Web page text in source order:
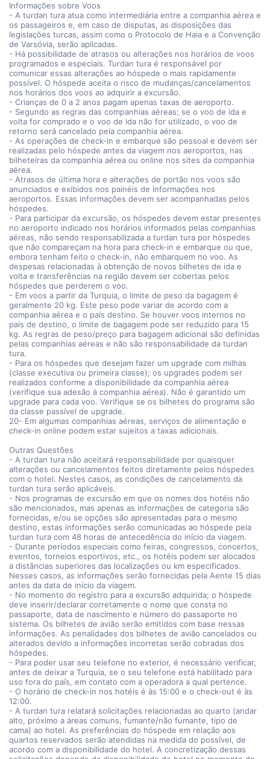
Informações sobre Voos
- A turdan tura atua como intermediária entre a companhia aérea e
os passageiros e, em caso de disputas, as disposições das
legislações turcas, assim como o Protocolo de Haia e a Convenção
de Varsóvia, serão aplicadas.
- Há possibilidade de atrasos ou alterações nos horários de voos
programados e especiais. Turdan tura é responsável por
comunicar essas alterações ao hóspede o mais rapidamente
possível. O hóspede aceita o risco de mudanças/cancelamentos
nos horários dos voos ao adquirir a excursão.
- Crianças de 0 a 2 anos pagam apenas taxas de aeroporto.
- Segundo as regras das companhias aéreas; se o voo de ida e
volta for comprado e o voo de ida não for utilizado, o voo de
retorno será cancelado pela companhia aérea.
- As operações de check-in e embarque são pessoal e devem ser
realizadas pelo hóspede antes da viagem nos aeroportos, nas
bilheteiras da companhia aérea ou online nos sites da companhia
aérea.
- Atrasos de última hora e alterações de portão nos voos são
anunciados e exibidos nos painéis de informações nos
aeroportos. Essas informações devem ser acompanhadas pelos
hóspedes.
- Para participar da excursão, os hóspedes devem estar presentes
no aeroporto indicado nos horários informados pelas companhias
aéreas, não sendo responsabilizada a turdan tura por hóspedes
que não compareçam na hora para check-in e embarque ou que,
embora tenham feito o check-in, não embarquem no voo. As
despesas relacionadas à obtenção de novos bilhetes de ida e
volta e transferências na região devem ser cobertas pelos
hóspedes que perderem o voo.
- Em voos a partir da Turquia, o limite de peso da bagagem é
geralmente 20 kg. Este peso pode variar de acordo com a
companhia aérea e o país destino. Se houver voos internos no
país de destino, o limite de bagagem pode ser reduzido para 15
kg. As regras de peso/preço para bagagem adicional são definidas
pelas companhias aéreas e não são responsabilidade da turdan
tura.
- Para os hóspedes que desejam fazer um upgrade com milhas
(classe executiva ou primeira classe); os upgrades podem ser
realizados conforme a disponibilidade da companhia aérea
(verifique sua adesão à companhia aérea). Não é garantido um
upgrade para cada voo. Verifique se os bilhetes do programa são
da classe passível de upgrade.
20- Em algumas companhias aéreas, serviços de alimentação e
check-in online podem estar sujeitos a taxas adicionais.
Outras Questões
- A turdan tura não aceitará responsabilidade por quaisquer
alterações ou cancelamentos feitos diretamente pelos hóspedes
com o hotel. Nestes casos, as condições de cancelamento da
turdan tura serão aplicáveis.
- Nos programas de excursão em que os nomes dos hotéis não
são mencionados, mas apenas as informações de categoria são
fornecidas, e/ou se opções são apresentadas para o mesmo
destino, estas informações serão comunicadas ao hóspede pela
turdan tura com 48 horas de antecedência do início da viagem.
- Durante períodos especiais como feiras, congressos, concertos,
eventos, torneios esportivos, etc., os hotéis podem ser alocados
a distâncias superiores das localizações ou km especificados.
Nesses casos, as informações serão fornecidas pela Aente 15 dias
antes da data de início da viagem.
- No momento do registro para a excursão adquirida; o hóspede
deve inserir/declarar corretamente o nome que consta no
passaporte, data de nascimento e número do passaporte no
sistema. Os bilhetes de avião serão emitidos com base nessas
informações. As penalidades dos bilhetes de avião cancelados ou
alterados devido a informações incorretas serão cobradas dos
hóspedes.
- Para poder usar seu telefone no exterior, é necessário verificar,
antes de deixar a Turquia, se o seu telefone está habilitado para
uso fora do país, em contato com a operadora a qual pertence.
- O horário de check-in nos hotéis é às 15:00 e o check-out é às
12:00.
- A turdan tura relatará solicitações relacionadas ao quarto (andar
alto, próximo a áreas comuns, fumante/não fumante, tipo de
cama) ao hotel. As preferências do hóspede em relação aos
quartos reservados serão atendidas na medida do possível, de
acordo com a disponibilidade do hotel. A concretização dessas